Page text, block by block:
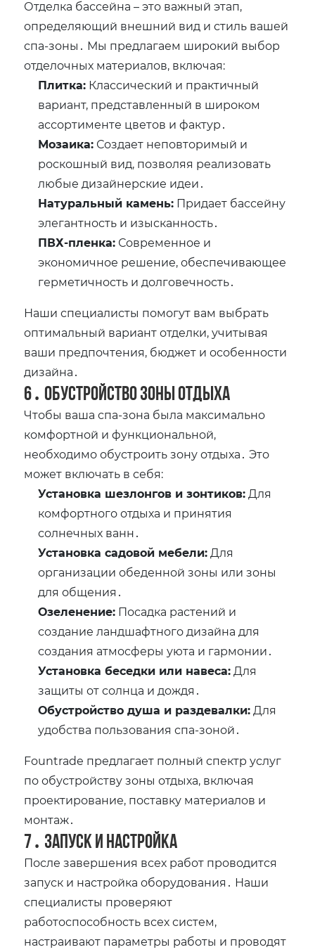
Отделка бассейна – это важный этап,
определяющий внешний вид и стиль вашей
спа-зоны․ Мы предлагаем широкий выбор
отделочных материалов, включая:
Плитка: Классический и практичный
вариант, представленный в широком
ассортименте цветов и фактур․
Мозаика: Создает неповторимый и
роскошный вид, позволяя реализовать
любые дизайнерские идеи․
Натуральный камень: Придает бассейну
элегантность и изысканность․
ПВХ-пленка: Современное и
экономичное решение, обеспечивающее
герметичность и долговечность․
Наши специалисты помогут вам выбрать
оптимальный вариант отделки, учитывая
ваши предпочтения, бюджет и особенности
дизайна․
6․ Обустройство зоны отдыха
Чтобы ваша спа-зона была максимально
комфортной и функциональной,
необходимо обустроить зону отдыха․ Это
может включать в себя:
Установка шезлонгов и зонтиков:Для
комфортного отдыха и принятия
солнечных ванн․
Установка садовой мебели:Для
организации обеденной зоны или зоны
для общения․
Озеленение: Посадка растений и
создание ландшафтного дизайна для
создания атмосферы уюта и гармонии․
Установка беседки или навеса:Для
защиты от солнца и дождя․
Обустройство душа и раздевалки:Для
удобства пользования спа-зоной․
Fountrade предлагает полный спектр услуг
по обустройству зоны отдыха, включая
проектирование, поставку материалов и
монтаж․
7․ Запуск и настройка
После завершения всех работ проводится
запуск и настройка оборудования․ Наши
специалисты проверяют
работоспособность всех систем,
настраивают параметры работы и проводят